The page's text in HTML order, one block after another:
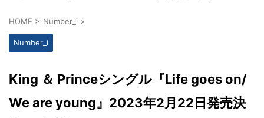
HOME > Number_i >
Number_i
King ＆ Princeシングル『Life goes on/
We are young』2023年2月22日発売決